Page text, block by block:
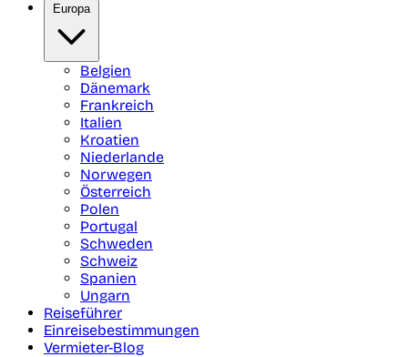
Europa
Belgien
Dänemark
Frankreich
Italien
Kroatien
Niederlande
Norwegen
Österreich
Polen
Portugal
Schweden
Schweiz
Spanien
Ungarn
Reiseführer
Einreisebestimmungen
Vermieter-Blog